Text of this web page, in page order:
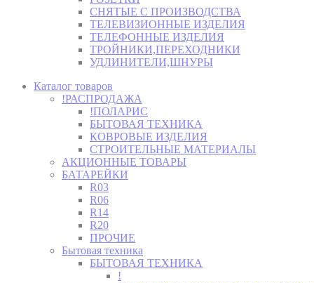
СНЯТЫЕ С ПРОИЗВОДСТВА
ТЕЛЕВИЗИОННЫЕ ИЗДЕЛИЯ
ТЕЛЕФОННЫЕ ИЗДЕЛИЯ
ТРОЙНИКИ,ПЕРЕХОДНИКИ
УДЛИНИТЕЛИ,ШНУРЫ
Каталог товаров
!РАСПРОДАЖА
!ПОЛАРИС
БЫТОВАЯ ТЕХНИКА
КОВРОВЫЕ ИЗДЕЛИЯ
СТРОИТЕЛЬНЫЕ МАТЕРИАЛЫ
АКЦИОННЫЕ ТОВАРЫ
БАТАРЕЙКИ
R03
R06
R14
R20
ПРОЧИЕ
Бытовая техника
БЫТОВАЯ ТЕХНИКА
!